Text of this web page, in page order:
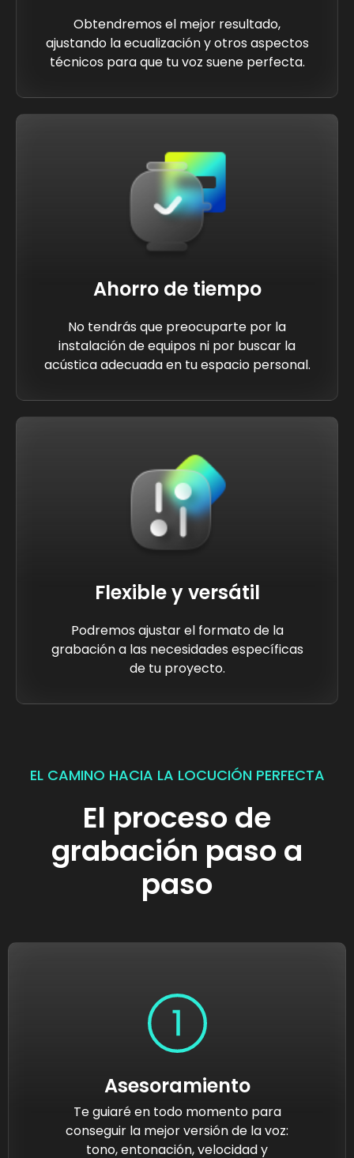
Obtendremos el mejor resultado,
ajustando la ecualización y otros aspectos
técnicos para que tu voz suene perfecta.
Ahorro de tiempo
No tendrás que preocuparte por la
instalación de equipos ni por buscar la
acústica adecuada en tu espacio personal.
Flexible y versátil
Podremos ajustar el formato de la
grabación a las necesidades específicas
de tu proyecto.
EL CAMINO HACIA LA LOCUCIÓN PERFECTA
El proceso de
grabación paso a
paso
Asesoramiento
Te guiaré en todo momento para
conseguir la mejor versión de la voz:
tono, entonación, velocidad y